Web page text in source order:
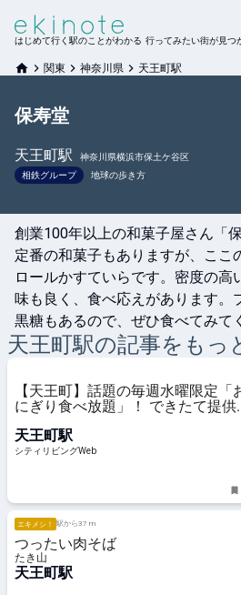
はじめて行く駅のことがわかる 行ってみたい街が見つ
関東 神奈川県 天王町駅
保寿堂
天王町駅
神奈川県横浜市保土ケ谷区
相鉄グループ
地球の歩き方
創業100年以上の和菓子屋さん「保
定番の和菓子もありますが、ここ
ロールかすていらです。密度の高
味も良く、食べ応えがあります。
黒糖もあるので、ぜひ食べてみて
天王町駅の記事をもっ
【天王町】話題の毎週水曜限定「
にぎり食べ放題」！ できたて提供
ビングWeb
天王町駅
シティリビングWeb
エキメシ！ 駅から37 m
つったい肉そば
たき山
天王町駅